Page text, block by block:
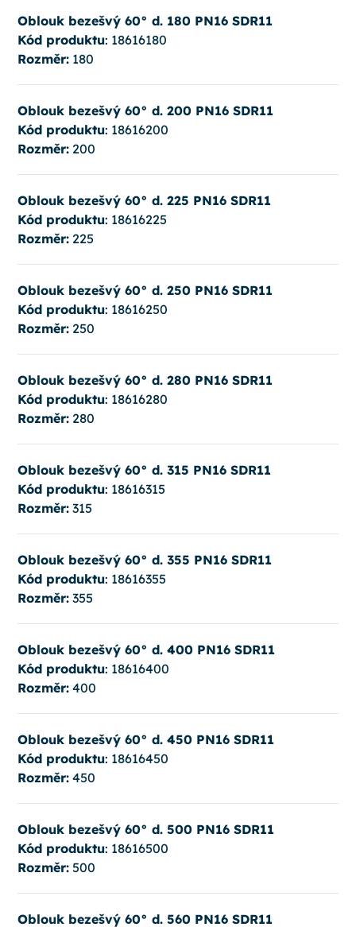
Oblouk bezešvý 60° d. 180 PN16 SDR11
Kód produktu: 18616180
Rozměr:180
Oblouk bezešvý 60° d. 200 PN16 SDR11
Kód produktu: 18616200
Rozměr:200
Oblouk bezešvý 60° d. 225 PN16 SDR11
Kód produktu: 18616225
Rozměr:225
Oblouk bezešvý 60° d. 250 PN16 SDR11
Kód produktu: 18616250
Rozměr:250
Oblouk bezešvý 60° d. 280 PN16 SDR11
Kód produktu: 18616280
Rozměr:280
Oblouk bezešvý 60° d. 315 PN16 SDR11
Kód produktu: 18616315
Rozměr:315
Oblouk bezešvý 60° d. 355 PN16 SDR11
Kód produktu: 18616355
Rozměr:355
Oblouk bezešvý 60° d. 400 PN16 SDR11
Kód produktu: 18616400
Rozměr:400
Oblouk bezešvý 60° d. 450 PN16 SDR11
Kód produktu: 18616450
Rozměr:450
Oblouk bezešvý 60° d. 500 PN16 SDR11
Kód produktu: 18616500
Rozměr:500
Oblouk bezešvý 60° d. 560 PN16 SDR11